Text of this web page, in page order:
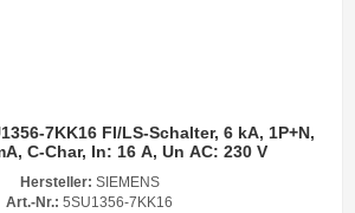
7KK16 FI/LS-Schalter, 6 kA, 1P+N,
C-Char, In: 16 A, Un AC: 230 V
Hersteller: SIEMENS
Art.-Nr.: 5SU1356-7KK16